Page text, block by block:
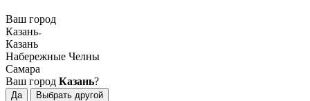
Ваш город
Казань
Казань
Набережные Челны
Самара
Ваш город Казань?
Да Выбрать другой